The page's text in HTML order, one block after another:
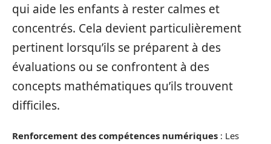
qui aide les enfants à rester calmes et
concentrés. Cela devient particulièrement
pertinent lorsqu’ils se préparent à des
évaluations ou se confrontent à des
concepts mathématiques qu’ils trouvent
difficiles.
Renforcement des compétences numériques : Les